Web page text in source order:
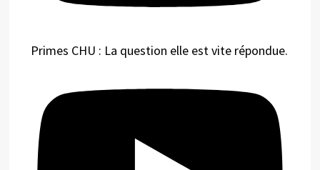
Primes CHU : La question elle est vite répondue.